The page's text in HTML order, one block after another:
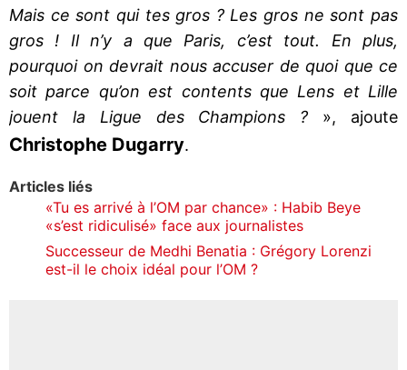
Mais ce sont qui tes gros ? Les gros ne sont pas
gros ! Il n’y a que Paris, c’est tout. En plus,
pourquoi on devrait nous accuser de quoi que ce
soit parce qu’on est contents que Lens et Lille
jouent la Ligue des Champions ? », ajoute
Christophe Dugarry.
Articles liés
«Tu es arrivé à l’OM par chance» : Habib Beye
«s’est ridiculisé» face aux journalistes
Successeur de Medhi Benatia : Grégory Lorenzi
est-il le choix idéal pour l’OM ?